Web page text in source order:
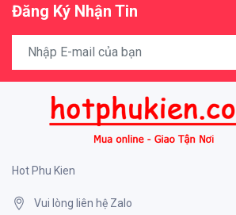
Đăng Ký Nhận Tin
Hot Phu Kien
Vui lòng liên hệ Zalo